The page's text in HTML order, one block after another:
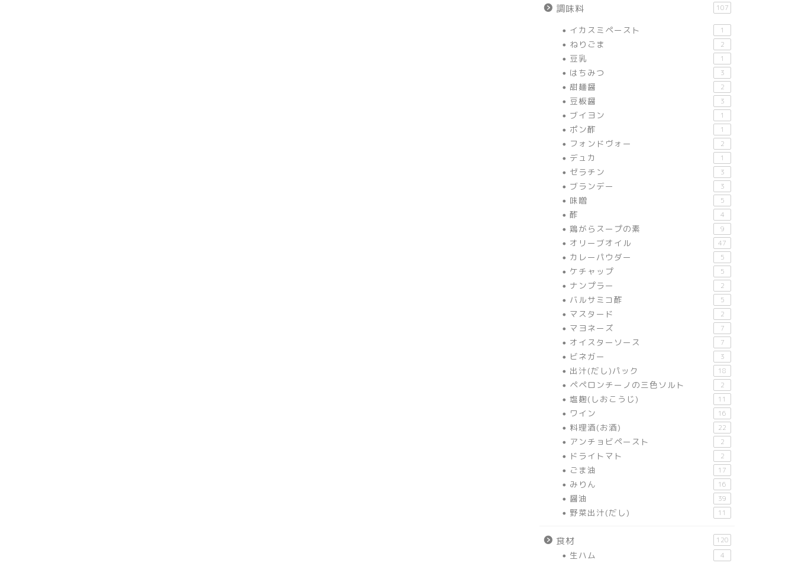
調味料 107
イカスミペースト 1
ねりごま 2
豆乳 1
はちみつ 3
甜麺醤 2
豆板醤 3
ブイヨン 1
ポン酢 1
フォンドヴォー 2
デュカ 1
ゼラチン 3
ブランデー 3
味噌 5
酢 4
鶏がらスープの素 9
オリーブオイル 47
カレーパウダー 5
ケチャップ 5
ナンプラー 2
バルサミコ酢 5
マスタード 2
マヨネーズ 7
オイスターソース 7
ビネガー 3
出汁(だし)パック 18
ペペロンチーノの三色ソルト 2
塩麹(しおこうじ) 11
ワイン 16
料理酒(お酒) 22
アンチョビペースト 2
ドライトマト 2
ごま油 17
みりん 16
醤油 39
野菜出汁(だし) 11
食材 120
生ハム 4